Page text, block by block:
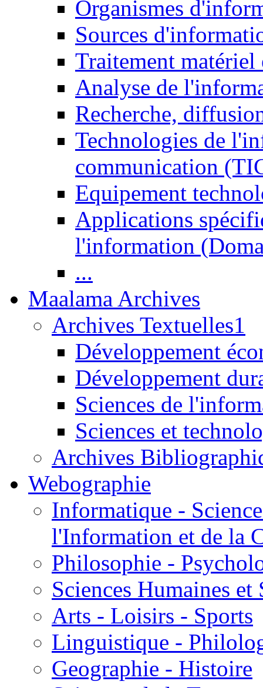
Organismes
Sources
Traitement matériel
Analyse de
Recherche,
Technologies de
communication
Equipement
Applications
l'information
...
Maalama Archives
Archives Textuelles1
Développement
Développement
Sciences de
Sciences et
Archives
Webographie
Informatique -
l'Information et de la
Philosophie -
Sciences Humaines et
Arts - Loisirs - Sports
Linguistique -
Geographie - Histoire